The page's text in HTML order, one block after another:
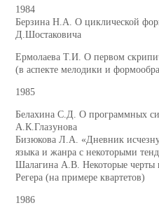
1984
Берзина Н.А. О циклической
Д.Шостаковича
Ермолаева Т.И. О первом
(в аспекте мелодики и
1985
Белахина С.Д. О программных
А.К.Глазунова
Бизюкова Л.А. «Дневник
языка и жанра с некоторыми
Шалагина А.В. Некоторые черты
Регера (на примере квартетов)
1986